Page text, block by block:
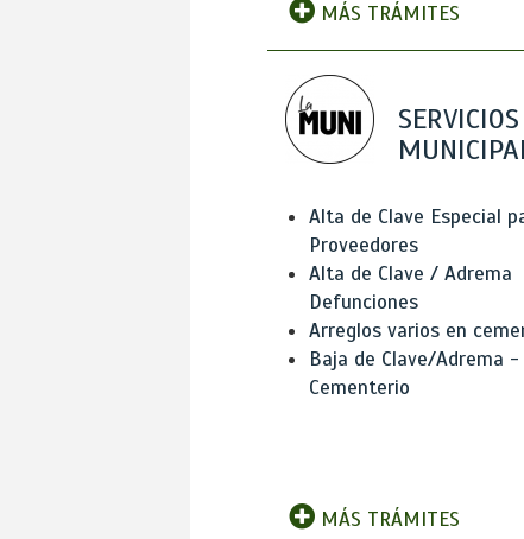
MÁS TRÁMITES
SERVICIOS
Alta de Clave Especial
Proveedores
Alta de Clave / Adrema
Defunciones
Arreglos varios en
Baja de Clave/Adrema -
Cementerio
MÁS TRÁMITES